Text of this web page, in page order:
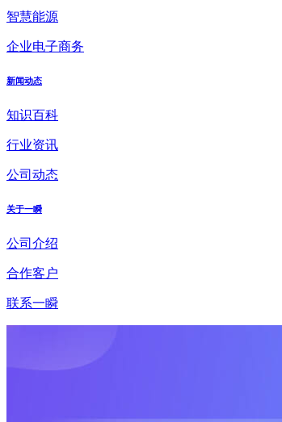
智慧能源
企业电子商务
新闻动态
知识百科
行业资讯
公司动态
关于一瞬
公司介绍
合作客户
联系一瞬